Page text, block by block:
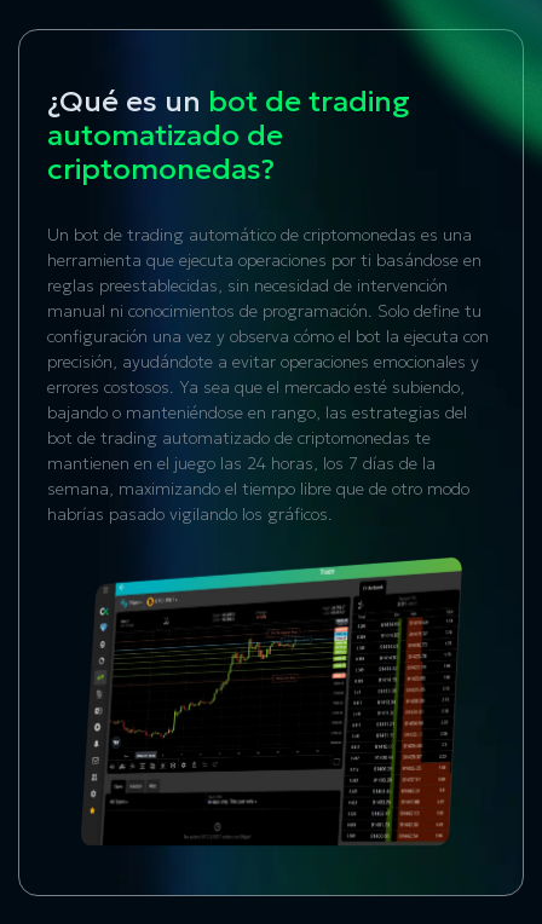
¿Qué es un bot de trading
automatizado de
criptomonedas?
Un bot de trading automático de criptomonedas es una
herramienta que ejecuta operaciones por ti basándose en
reglas preestablecidas, sin necesidad de intervención
manual ni conocimientos de programación. Solo define tu
configuración una vez y observa cómo el bot la ejecuta con
precisión, ayudándote a evitar operaciones emocionales y
errores costosos. Ya sea que el mercado esté subiendo,
bajando o manteniéndose en rango, las estrategias del
bot de trading automatizado de criptomonedas te
mantienen en el juego las 24 horas, los 7 días de la
semana, maximizando el tiempo libre que de otro modo
habrías pasado vigilando los gráficos.